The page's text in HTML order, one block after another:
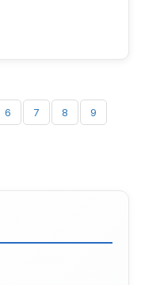
6 7 8
9